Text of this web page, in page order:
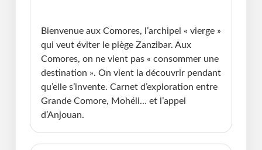
Bienvenue aux Comores, l’archipel « vierge »
qui veut éviter le piège Zanzibar. Aux
Comores, on ne vient pas « consommer une
destination ». On vient la découvrir pendant
qu’elle s’invente. Carnet d’exploration entre
Grande Comore, Mohéli… et l’appel
d’Anjouan.